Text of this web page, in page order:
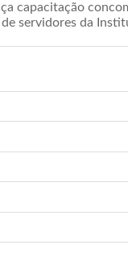
capacitação
de servidores da